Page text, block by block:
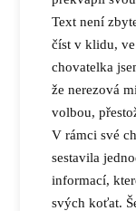
Text není
číst v klidu,
chovatelka
že nerezová
volbou,
V rámci své
sestavila
informací,
svých koťat.